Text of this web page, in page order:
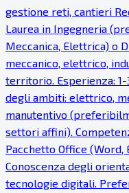
gestione reti, cantieri
Laurea in Ingegneria
Meccanica, Elettrica) o
meccanico, elettrico,
territorio. Esperienza:
degli ambiti: elettrico,
manutentivo
settori affini).
Pacchetto Office (Word,
Conoscenza degli
tecnologie digitali.